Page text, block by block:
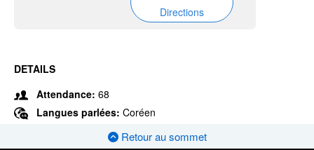
Directions
DETAILS
Attendance: 68
Langues parlées: Coréen
Retour au sommet